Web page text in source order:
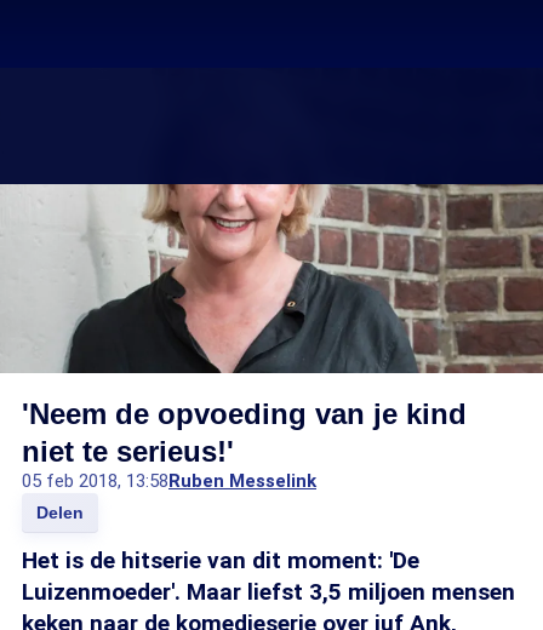
'Neem de opvoeding van je kind
niet te serieus!'
05 feb 2018, 13:58Ruben Messelink
Delen
Het is de hitserie van dit moment: 'De
Luizenmoeder'. Maar liefst 3,5 miljoen mensen
keken naar de komedieserie over juf Ank,